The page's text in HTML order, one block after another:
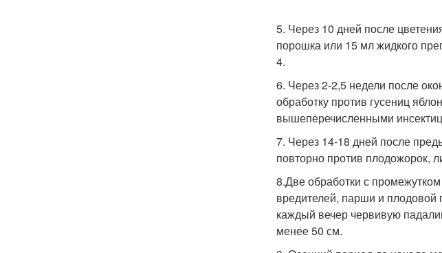
5. Через 10 дней после
порошка или 15 мл жидкого
4.
6. Через 2-2,5 недели после
обработку против гусениц
вышеперечисленными
7. Через 14-18 дней после
повторно против плодожорок,
8.Две обработки с
вредителей, парши и
каждый вечер червивую
менее 50 см.